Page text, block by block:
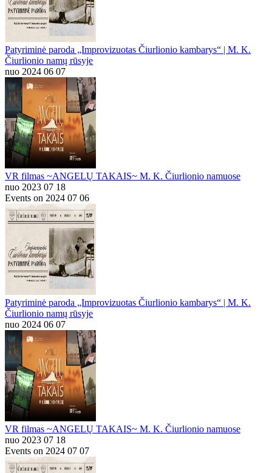
Patyriminė paroda „Improvizuotas Čiurlionio kambarys“ | M. K.
Čiurlionio namų rūsyje
nuo 2024 06 07
VR filmas ~ANGELŲ TAKAIS~ M. K. Čiurlionio namuose
nuo 2023 07 18
Events on 2024 07 06
Patyriminė paroda „Improvizuotas Čiurlionio kambarys“ | M. K.
Čiurlionio namų rūsyje
nuo 2024 06 07
VR filmas ~ANGELŲ TAKAIS~ M. K. Čiurlionio namuose
nuo 2023 07 18
Events on 2024 07 07